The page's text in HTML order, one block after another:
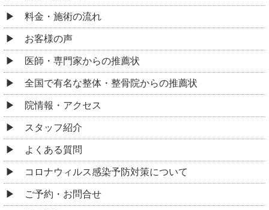
料金・施術の流れ
お客様の声
医師・専門家からの推薦状
全国で有名な整体・整骨院からの推薦状
院情報・アクセス
スタッフ紹介
よくある質問
コロナウィルス感染予防対策について
ご予約・お問合せ